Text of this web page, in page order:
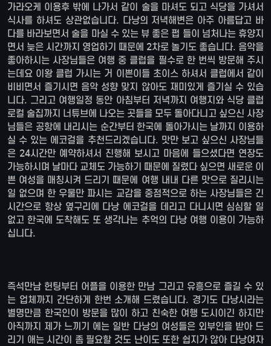
가라오케 이용후 밖에 나가서 같이 술을 마셔도 되고 식당을 가셔서
식사를 하셔도 상관없습니다. 다낭의 저녁해변은 아주 아름답고 바
다를 바라보면서 술을 마실 수 있는 뷰 좋은 펍 들이 넘처나는 휴양지
면서 늦은 시간까지 영업하기 때문에 2차로 놀기도 좋습니다. 음악을
좋아하시는 사장님들은 여행 중 클럽을 필수로 한 번씩 방문해 주시
는데요 이왕 클럽 가시는 거 이쁜이들 초이스 하셔서 클럽에서 같이
비비면서 즐기시면 음악 성향 맞지 않아도 재미있게 즐기실 수 있습
니다. 그리고 여행일정 동안 아침부터 저녁까지 여행지와 식당 클럽
로컬 술집까지 너튜브에 나오는 곳들을 모두 돌아다니고 싶으신 사장
님들은 공항에 내리시는 순간부터 한국에 돌아가시는 날까지 이용하
실 수 있는 에코걸을 추천드리겠습니다. 맛만 보고 싶으신 사장님들
은 24시간만 예약하셔서 진행해 보시고 마음에 들으셨다면 연장도
가능하시며 날마다 교체도 가능하기 때문에 질렸다 싶으면 새로운 이
쁜 여성을 매칭시켜 드리기 때문에 여행 내내 다른 맛으로 질리시는
일 없으며 한 우물만 파시는 교감을 중점적으로 하는 사장님들은 긴
시간으로 항상 옆구리에 다낭 에코걸을 데리고 다니시면 심심할 일
없고 한국에 도착해도 또 생각나는 추억의 다낭 여행 이용이 가능하
십니다.
즉석만남 헌팅부터 어플을 이용한 만남 그리고 유흥으로 즐길 수 있
는 업체까지 간단하게 한번 소개해 드렸습니다. 경기도 다낭시라는
별명만큼 한국인이 방문을 많이 하고 친숙한 여행 도시이긴 하지만
아직까지 제가 느끼기 에는 일반 다낭의 여성들은 외부인을 받아 드
리기 애는 시간이 좀 필요할 것도 난이도 또한 쉽지가 않아 다낭여자